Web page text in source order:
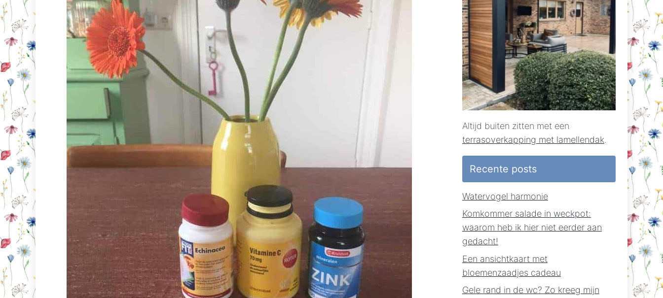
Altijd buiten zitten met een
terrasoverkapping met lamellendak.
Recente posts
Watervogel harmonie
Komkommer salade in weckpot:
waarom heb ik hier niet eerder aan
gedacht!
Een ansichtkaart met
bloemenzaadjes cadeau
Gele rand in de wc? Zo kreeg mijn